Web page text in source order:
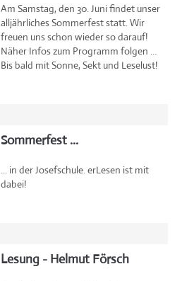
Am Samstag, den 30. Juni findet unser
alljährliches Sommerfest statt. Wir
freuen uns schon wieder so darauf!
Näher Infos zum Programm folgen …
Bis bald mit Sonne, Sekt und Leselust!
Sommerfest ...
... in der Josefschule. erLesen ist mit
dabei!
Lesung - Helmut Försch